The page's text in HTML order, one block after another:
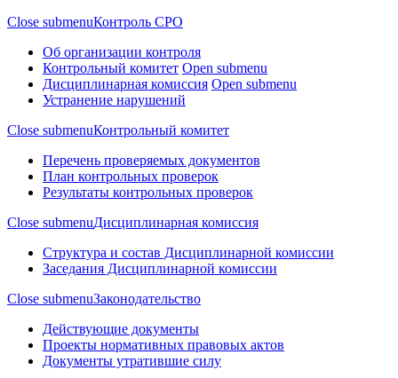
Close submenuКонтроль СРО
Об организации контроля
Контрольный комитет Open submenu
Дисциплинарная комиссия Open submenu
Устранение нарушений
Close submenuКонтрольный комитет
Перечень проверяемых документов
План контрольных проверок
Результаты контрольных проверок
Close submenuДисциплинарная комиссия
Структура и состав Дисциплинарной комиссии
Заседания Дисциплинарной комиссии
Close submenuЗаконодательство
Действующие документы
Проекты нормативных правовых актов
Документы утратившие силу